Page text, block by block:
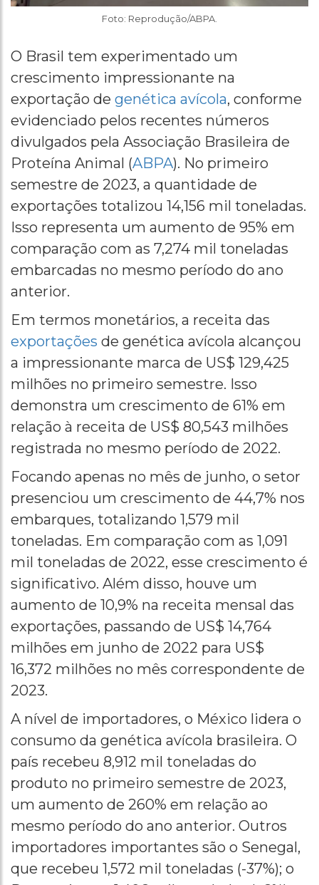
Foto: Reprodução/ABPA.
O Brasil tem experimentado um
crescimento impressionante na
exportação de genética avícola, conforme
evidenciado pelos recentes números
divulgados pela Associação Brasileira de
Proteína Animal (ABPA). No primeiro
semestre de 2023, a quantidade de
exportações totalizou 14,156 mil toneladas.
Isso representa um aumento de 95% em
comparação com as 7,274 mil toneladas
embarcadas no mesmo período do ano
anterior.
Em termos monetários, a receita das
exportações de genética avícola alcançou
a impressionante marca de US$ 129,425
milhões no primeiro semestre. Isso
demonstra um crescimento de 61% em
relação à receita de US$ 80,543 milhões
registrada no mesmo período de 2022.
Focando apenas no mês de junho, o setor
presenciou um crescimento de 44,7% nos
embarques, totalizando 1,579 mil
toneladas. Em comparação com as 1,091
mil toneladas de 2022, esse crescimento é
significativo. Além disso, houve um
aumento de 10,9% na receita mensal das
exportações, passando de US$ 14,764
milhões em junho de 2022 para US$
16,372 milhões no mês correspondente de
2023.
A nível de importadores, o México lidera o
consumo da genética avícola brasileira. O
país recebeu 8,912 mil toneladas do
produto no primeiro semestre de 2023,
um aumento de 260% em relação ao
mesmo período do ano anterior. Outros
importadores importantes são o Senegal,
que recebeu 1,572 mil toneladas (-37%); o